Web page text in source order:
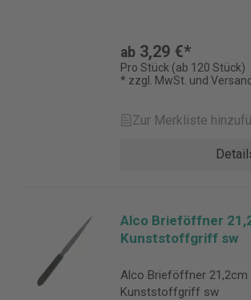
ab 3,29 €*
Pro Stück (ab 120 Stück)
* zzgl. MwSt. und Versand
Zur Merkliste
Alco Brieföffner
Kunststoffgriff sw
Alco Brieföffner 21,2cm
Kunststoffgriff sw